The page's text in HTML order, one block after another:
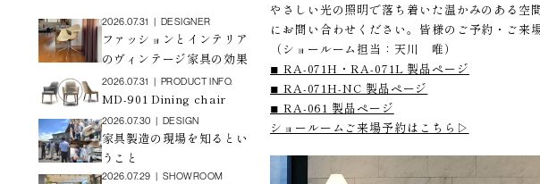
2026.07.31 | DESIGNER
ファッションとインテリア
のヴィンテージ家具の効果
2026.07.31 | PRODUCT INFO.
MD-901 Dining chair
2026.07.30 DESIGN
家具製造の現場を知るとい
うこと
2026.07.29 SHOWROOM
やさしい光の照明で落ち着いた温かみのある空
にお問い合わせください。皆様のご予約・ご来
（ショールーム担当：天川 唯）
◾︎ RA-071H・RA-071L 製品ページ
◾︎ RA-071H-NC 製品ページ
◾︎ RA-061 製品ページ
ショールームご来場予約はこちら▷